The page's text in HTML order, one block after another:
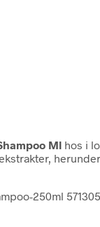
Ml hos i
250ml